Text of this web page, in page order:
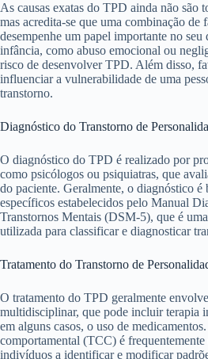
As causas exatas do TPD ainda não são
mas acredita-se que uma combinação de
desempenhe um papel importante no
infância, como abuso emocional ou
risco de desenvolver TPD. Além disso,
influenciar a vulnerabilidade de uma
transtorno.
Diagnóstico do Transtorno de
O diagnóstico do TPD é realizado por
como psicólogos ou psiquiatras, que
do paciente. Geralmente, o diagnóstico é
específicos estabelecidos pelo Manual
Transtornos Mentais (DSM-5), que é
utilizada para classificar e diagnosticar
Tratamento do Transtorno de
O tratamento do TPD geralmente
multidisciplinar, que pode incluir terapia
em alguns casos, o uso de
comportamental (TCC) é
indivíduos a identificar e modificar